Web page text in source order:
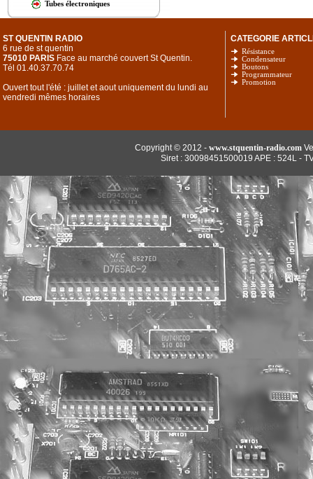
Tubes électroniques
ST QUENTIN RADIO
6 rue de st quentin
75010 PARIS Face au marché couvert St Quentin.
Tél 01.40.37.70.74
Ouvert tout l'été : juillet et aout uniquement du lundi au
vendredi mêmes horaires
CATEGORIE
Résistance
Condensateur
Boutons
Programmateur
Promotion
Copyright © 2012 - www.stquentin-radio.com
Siret : 30098451500019 APE : 524L -